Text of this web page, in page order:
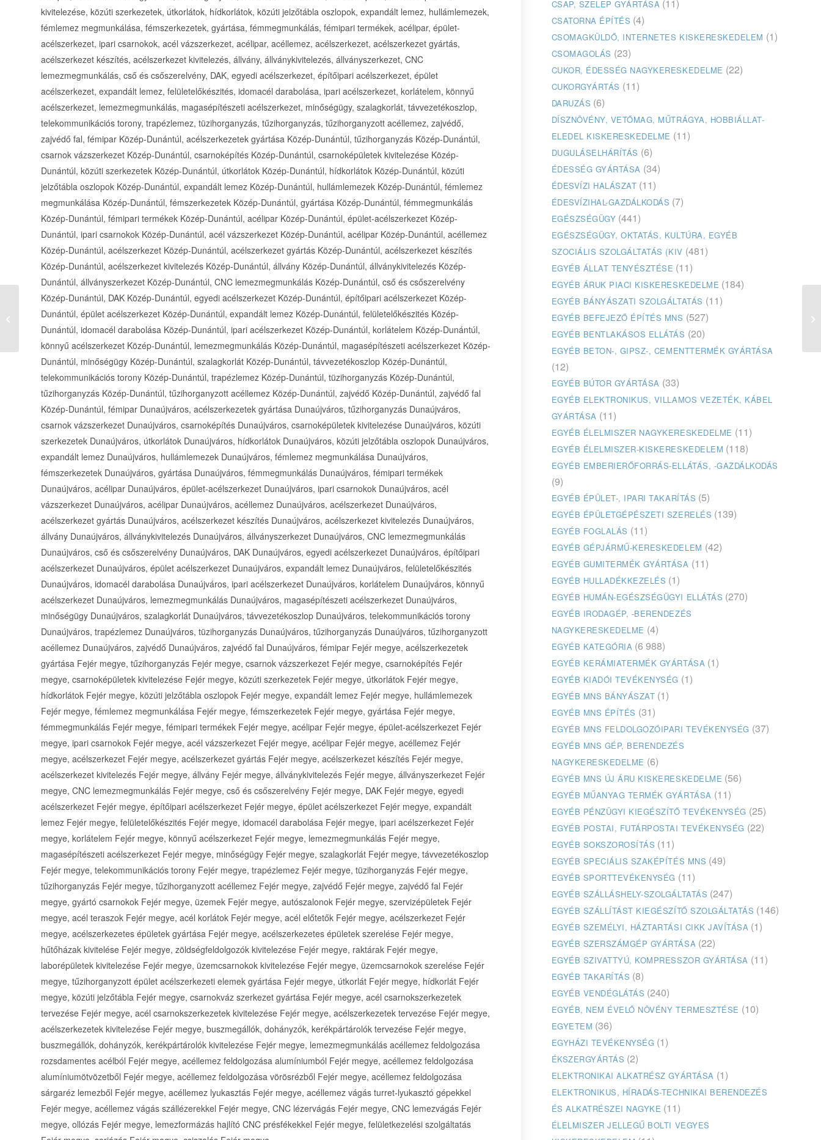
kivitelezése, közúti szerkezetek, útkorlátok, hídkorlátok, közúti jelzőtábla oszlopok, expandált lemez, hullámlemezek,
fémlemez megmunkálása, fémszerkezetek, gyártása, fémmegmunkálás, fémipari termékek, acélipar, épület-
acélszerkezet, ipari csarnokok, acél vázszerkezet, acélipar, acéllemez, acélszerkezet, acélszerkezet gyártás,
acélszerkezet készítés, acélszerkezet kivitelezés, állvány, állványkivitelezés, állványszerkezet, CNC
lemezmegmunkálás, cső és csőszerelvény, DAK, egyedi acélszerkezet, építőipari acélszerkezet, épület
acélszerkezet, expandált lemez, felületelőkészités, idomacél darabolása, ipari acélszerkezet, korlátelem, könnyű
acélszerkezet, lemezmegmunkálás, magasépítészeti acélszerkezet, minőségügy, szalagkorlát, távvezetékoszlop,
telekommunikációs torony, trapézlemez, tüzihorganyzás, tűzihorganyzás, tűzihorganyzott acéllemez, zajvédő,
zajvédő fal, fémipar Közép-Dunántúl, acélszerkezetek gyártása Közép-Dunántúl, tűzihorganyzás Közép-Dunántúl,
csarnok vázszerkezet Közép-Dunántúl, csarnoképítés Közép-Dunántúl, csarnoképületek kivitelezése Közép-
Dunántúl, közúti szerkezetek Közép-Dunántúl, útkorlátok Közép-Dunántúl, hídkorlátok Közép-Dunántúl, közúti
jelzőtábla oszlopok Közép-Dunántúl, expandált lemez Közép-Dunántúl, hullámlemezek Közép-Dunántúl, fémlemez
megmunkálása Közép-Dunántúl, fémszerkezetek Közép-Dunántúl, gyártása Közép-Dunántúl, fémmegmunkálás
Közép-Dunántúl, fémipari termékek Közép-Dunántúl, acélipar Közép-Dunántúl, épület-acélszerkezet Közép-
Dunántúl, ipari csarnokok Közép-Dunántúl, acél vázszerkezet Közép-Dunántúl, acélipar Közép-Dunántúl, acéllemez
Közép-Dunántúl, acélszerkezet Közép-Dunántúl, acélszerkezet gyártás Közép-Dunántúl, acélszerkezet készítés
Közép-Dunántúl, acélszerkezet kivitelezés Közép-Dunántúl, állvány Közép-Dunántúl, állványkivitelezés Közép-
Dunántúl, állványszerkezet Közép-Dunántúl, CNC lemezmegmunkálás Közép-Dunántúl, cső és csőszerelvény
Közép-Dunántúl, DAK Közép-Dunántúl, egyedi acélszerkezet Közép-Dunántúl, építőipari acélszerkezet Közép-
Dunántúl, épület acélszerkezet Közép-Dunántúl, expandált lemez Közép-Dunántúl, felületelőkészités Közép-
Dunántúl, idomacél darabolása Közép-Dunántúl, ipari acélszerkezet Közép-Dunántúl, korlátelem Közép-Dunántúl,
könnyű acélszerkezet Közép-Dunántúl, lemezmegmunkálás Közép-Dunántúl, magasépítészeti acélszerkezet Közép-
Dunántúl, minőségügy Közép-Dunántúl, szalagkorlát Közép-Dunántúl, távvezetékoszlop Közép-Dunántúl,
telekommunikációs torony Közép-Dunántúl, trapézlemez Közép-Dunántúl, tüzihorganyzás Közép-Dunántúl,
tűzihorganyzás Közép-Dunántúl, tűzihorganyzott acéllemez Közép-Dunántúl, zajvédő Közép-Dunántúl, zajvédő fal
Közép-Dunántúl, fémipar Dunaújváros, acélszerkezetek gyártása Dunaújváros, tűzihorganyzás Dunaújváros,
csarnok vázszerkezet Dunaújváros, csarnoképítés Dunaújváros, csarnoképületek kivitelezése Dunaújváros, közúti
szerkezetek Dunaújváros, útkorlátok Dunaújváros, hídkorlátok Dunaújváros, közúti jelzőtábla oszlopok Dunaújváros,
expandált lemez Dunaújváros, hullámlemezek Dunaújváros, fémlemez megmunkálása Dunaújváros,
fémszerkezetek Dunaújváros, gyártása Dunaújváros, fémmegmunkálás Dunaújváros, fémipari termékek
Dunaújváros, acélipar Dunaújváros, épület-acélszerkezet Dunaújváros, ipari csarnokok Dunaújváros, acél
vázszerkezet Dunaújváros, acélipar Dunaújváros, acéllemez Dunaújváros, acélszerkezet Dunaújváros,
acélszerkezet gyártás Dunaújváros, acélszerkezet készítés Dunaújváros, acélszerkezet kivitelezés Dunaújváros,
állvány Dunaújváros, állványkivitelezés Dunaújváros, állványszerkezet Dunaújváros, CNC lemezmegmunkálás
Dunaújváros, cső és csőszerelvény Dunaújváros, DAK Dunaújváros, egyedi acélszerkezet Dunaújváros, építőipari
acélszerkezet Dunaújváros, épület acélszerkezet Dunaújváros, expandált lemez Dunaújváros, felületelőkészités
Dunaújváros, idomacél darabolása Dunaújváros, ipari acélszerkezet Dunaújváros, korlátelem Dunaújváros, könnyű
acélszerkezet Dunaújváros, lemezmegmunkálás Dunaújváros, magasépítészeti acélszerkezet Dunaújváros,
minőségügy Dunaújváros, szalagkorlát Dunaújváros, távvezetékoszlop Dunaújváros, telekommunikációs torony
Dunaújváros, trapézlemez Dunaújváros, tüzihorganyzás Dunaújváros, tűzihorganyzás Dunaújváros, tűzihorganyzott
acéllemez Dunaújváros, zajvédő Dunaújváros, zajvédő fal Dunaújváros, fémipar Fejér megye, acélszerkezetek
gyártása Fejér megye, tűzihorganyzás Fejér megye, csarnok vázszerkezet Fejér megye, csarnoképítés Fejér
megye, csarnoképületek kivitelezése Fejér megye, közúti szerkezetek Fejér megye, útkorlátok Fejér megye,
hídkorlátok Fejér megye, közúti jelzőtábla oszlopok Fejér megye, expandált lemez Fejér megye, hullámlemezek
Fejér megye, fémlemez megmunkálása Fejér megye, fémszerkezetek Fejér megye, gyártása Fejér megye,
fémmegmunkálás Fejér megye, fémipari termékek Fejér megye, acélipar Fejér megye, épület-acélszerkezet Fejér
megye, ipari csarnokok Fejér megye, acél vázszerkezet Fejér megye, acélipar Fejér megye, acéllemez Fejér
megye, acélszerkezet Fejér megye, acélszerkezet gyártás Fejér megye, acélszerkezet készítés Fejér megye,
acélszerkezet kivitelezés Fejér megye, állvány Fejér megye, állványkivitelezés Fejér megye, állványszerkezet Fejér
megye, CNC lemezmegmunkálás Fejér megye, cső és csőszerelvény Fejér megye, DAK Fejér megye, egyedi
acélszerkezet Fejér megye, építőipari acélszerkezet Fejér megye, épület acélszerkezet Fejér megye, expandált
lemez Fejér megye, felületelőkészités Fejér megye, idomacél darabolása Fejér megye, ipari acélszerkezet Fejér
megye, korlátelem Fejér megye, könnyű acélszerkezet Fejér megye, lemezmegmunkálás Fejér megye,
magasépítészeti acélszerkezet Fejér megye, minőségügy Fejér megye, szalagkorlát Fejér megye, távvezetékoszlop
Fejér megye, telekommunikációs torony Fejér megye, trapézlemez Fejér megye, tüzihorganyzás Fejér megye,
tűzihorganyzás Fejér megye, tűzihorganyzott acéllemez Fejér megye, zajvédő Fejér megye, zajvédő fal Fejér
megye, gyártó csarnokok Fejér megye, üzemek Fejér megye, autószalonok Fejér megye, szervizépületek Fejér
megye, acél teraszok Fejér megye, acél korlátok Fejér megye, acél előtetők Fejér megye, acélszerkezet Fejér
megye, acélszerkezetes épületek gyártása Fejér megye, acélszerkezetes épületek szerelése Fejér megye,
hűtőházak kivitelése Fejér megye, zöldségfeldolgozók kivitelezése Fejér megye, raktárak Fejér megye,
laborépületek kivitelezése Fejér megye, üzemcsarnokok kivitelezése Fejér megye, üzemcsarnokok szerelése Fejér
megye, tűzihorganyzott épület acélszerkezeti elemek gyártása Fejér megye, útkorlát Fejér megye, hídkorlát Fejér
megye, közúti jelzőtábla Fejér megye, csarnokváz szerkezet gyártása Fejér megye, acél csarnokszerkezetek
tervezése Fejér megye, acél csarnokszerkezetek kivitelezése Fejér megye, acélszerkezetek tervezése Fejér megye,
acélszerkezetek kivitelezése Fejér megye, buszmegállók, dohányzók, kerékpártárolók tervezése Fejér megye,
buszmegállók, dohányzók, kerékpártárolók kivitelezése Fejér megye, lemezmegmunkálás acéllemez feldolgozása
rozsdamentes acélból Fejér megye, acéllemez feldolgozása alumíniumból Fejér megye, acéllemez feldolgozása
alumíniumötvözetből Fejér megye, acéllemez feldolgozása vörösrézből Fejér megye, acéllemez feldolgozása
sárgaréz lemezből Fejér megye, acéllemez lyukasztás Fejér megye, acéllemez vágás turret-lyukasztó gépekkel
Fejér megye, acéllemez vágás szállézerekkel Fejér megye, CNC lézervágás Fejér megye, CNC lemezvágás Fejér
megye, ollózás Fejér megye, lemezformázás hajlító CNC présfékekkel Fejér megye, felületkezelési szolgáltatás
CSAP, SZELEP GYÁRTÁSA (11)
CSATORNA ÉPÍTÉS (4)
CSOMAGKÜLDŐ, INTERNETES KISKERESKEDELEM (1)
CSOMAGOLÁS (23)
CUKOR, ÉDESSÉG NAGYKERESKEDELME (22)
CUKORGYÁRTÁS (11)
DARUZÁS (6)
DÍSZNÖVÉNY, VETŐMAG, MŰTRÁGYA, HOBBIÁLLAT-
ELEDEL KISKERESKEDELME (11)
DUGULÁSELHÁRÍTÁS (6)
ÉDESSÉG GYÁRTÁSA (34)
ÉDESVÍZI HALÁSZAT (11)
ÉDESVÍZIHAL-GAZDÁLKODÁS (7)
EGÉSZSÉGÜGY (441)
EGÉSZSÉGÜGY, OKTATÁS, KULTÚRA, EGYÉB
SZOCIÁLIS SZOLGÁLTATÁS (KIV (481)
EGYÉB ÁLLAT TENYÉSZTÉSE (11)
EGYÉB ÁRUK PIACI KISKERESKEDELME (184)
EGYÉB BÁNYÁSZATI SZOLGÁLTATÁS (11)
EGYÉB BEFEJEZŐ ÉPÍTÉS MNS (527)
EGYÉB BENTLAKÁSOS ELLÁTÁS (20)
EGYÉB BETON-, GIPSZ-, CEMENTTERMÉK GYÁRTÁSA
(12)
EGYÉB BÚTOR GYÁRTÁSA (33)
EGYÉB ELEKTRONIKUS, VILLAMOS VEZETÉK, KÁBEL
GYÁRTÁSA (11)
EGYÉB ÉLELMISZER NAGYKERESKEDELME (11)
EGYÉB ÉLELMISZER-KISKERESKEDELEM (118)
EGYÉB EMBERIERŐFORRÁS-ELLÁTÁS, -GAZDÁLKODÁS
(9)
EGYÉB ÉPÜLET-, IPARI TAKARÍTÁS (5)
EGYÉB ÉPÜLETGÉPÉSZETI SZERELÉS (139)
EGYÉB FOGLALÁS (11)
EGYÉB GÉPJÁRMŰ-KERESKEDELEM (42)
EGYÉB GUMITERMÉK GYÁRTÁSA (11)
EGYÉB HULLADÉKKEZELÉS (1)
EGYÉB HUMÁN-EGÉSZSÉGÜGYI ELLÁTÁS (270)
EGYÉB IRODAGÉP, -BERENDEZÉS
NAGYKERESKEDELME (4)
EGYÉB KATEGÓRIA (6 988)
EGYÉB KERÁMIATERMÉK GYÁRTÁSA (1)
EGYÉB KIADÓI TEVÉKENYSÉG (1)
EGYÉB MNS BÁNYÁSZAT (1)
EGYÉB MNS ÉPÍTÉS (31)
EGYÉB MNS FELDOLGOZÓIPARI TEVÉKENYSÉG (37)
EGYÉB MNS GÉP, BERENDEZÉS
NAGYKERESKEDELME (6)
EGYÉB MNS ÚJ ÁRU KISKERESKEDELME (56)
EGYÉB MŰANYAG TERMÉK GYÁRTÁSA (11)
EGYÉB PÉNZÜGYI KIEGÉSZÍTŐ TEVÉKENYSÉG (25)
EGYÉB POSTAI, FUTÁRPOSTAI TEVÉKENYSÉG (22)
EGYÉB SOKSZOROSÍTÁS (11)
EGYÉB SPECIÁLIS SZAKÉPÍTÉS MNS (49)
EGYÉB SPORTTEVÉKENYSÉG (11)
EGYÉB SZÁLLÁSHELY-SZOLGÁLTATÁS (247)
EGYÉB SZÁLLÍTÁST KIEGÉSZÍTŐ SZOLGÁLTATÁS (146)
EGYÉB SZEMÉLYI, HÁZTARTÁSI CIKK JAVÍTÁSA (1)
EGYÉB SZERSZÁMGÉP GYÁRTÁSA (22)
EGYÉB SZIVATTYÚ, KOMPRESSZOR GYÁRTÁSA (11)
EGYÉB TAKARÍTÁS (8)
EGYÉB VENDÉGLÁTÁS (240)
EGYÉB, NEM ÉVELŐ NÖVÉNY TERMESZTÉSE (10)
EGYETEM (36)
EGYHÁZI TEVÉKENYSÉG (1)
ÉKSZERGYÁRTÁS (2)
ELEKTRONIKAI ALKATRÉSZ GYÁRTÁSA (1)
ELEKTRONIKUS, HÍRADÁS-TECHNIKAI BERENDEZÉS
ÉS ALKATRÉSZEI NAGYKE (11)
ÉLELMISZER JELLEGŰ BOLTI VEGYES
Víg János Gázkészülék javítás,
szervizelés, karbantartás Tata (É...